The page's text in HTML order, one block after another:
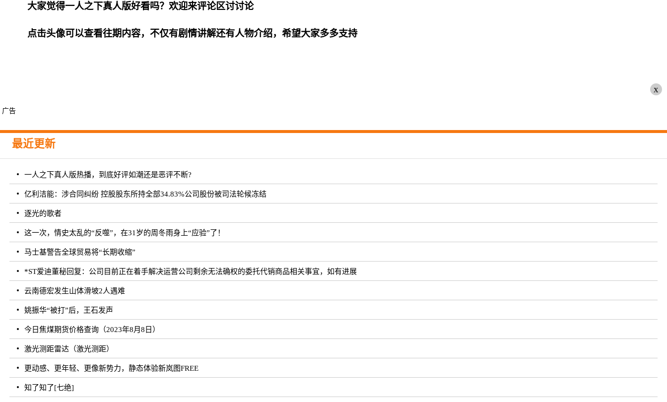
大家觉得一人之下真人版好看吗？欢迎来评论区讨讨论
点击头像可以查看往期内容，不仅有剧情讲解还有人物介绍，希望大家多多支持
x
广告
最近更新
一人之下真人版热播，到底好评如潮还是恶评不断?
亿利洁能：涉合同纠纷 控股股东所持全部34.83%公司股份被司法轮候冻结
逐光的歌者
这一次，情史太乱的“反噬”，在31岁的周冬雨身上“应验”了！
马士基警告全球贸易将“长期收缩”
*ST爱迪董秘回复：公司目前正在着手解决运营公司剩余无法确权的委托代销商品相关事宜，如有进展
云南德宏发生山体滑坡2人遇难
姚振华“被打”后，王石发声
今日焦煤期货价格查询（2023年8月8日）
激光测距雷达（激光测距）
更动感、更年轻、更像新势力，静态体验新岚图FREE
知了知了[七绝]